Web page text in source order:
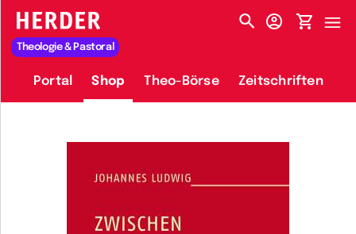
HERDER-MENÜ
Theologie & Pastoral
Portal Shop Theo-Börse Zeitschriften